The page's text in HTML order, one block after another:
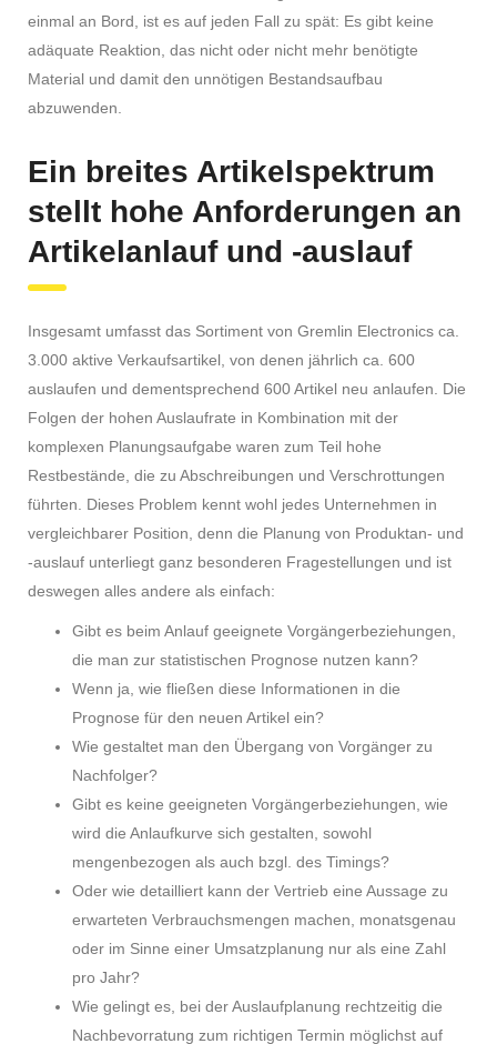
einmal an Bord, ist es auf jeden Fall zu spät: Es gibt keine
adäquate Reaktion, das nicht oder nicht mehr benötigte
Material und damit den unnötigen Bestandsaufbau
abzuwenden.
Ein breites Artikelspektrum
stellt hohe Anforderungen an
Artikelanlauf und -auslauf
Insgesamt umfasst das Sortiment von Gremlin Electronics ca.
3.000 aktive Verkaufsartikel, von denen jährlich ca. 600
auslaufen und dementsprechend 600 Artikel neu anlaufen. Die
Folgen der hohen Auslaufrate in Kombination mit der
komplexen Planungsaufgabe waren zum Teil hohe
Restbestände, die zu Abschreibungen und Verschrottungen
führten. Dieses Problem kennt wohl jedes Unternehmen in
vergleichbarer Position, denn die Planung von Produktan- und
-auslauf unterliegt ganz besonderen Fragestellungen und ist
deswegen alles andere als einfach:
Gibt es beim Anlauf geeignete Vorgängerbeziehungen,
die man zur statistischen Prognose nutzen kann?
Wenn ja, wie fließen diese Informationen in die
Prognose für den neuen Artikel ein?
Wie gestaltet man den Übergang von Vorgänger zu
Nachfolger?
Gibt es keine geeigneten Vorgängerbeziehungen, wie
wird die Anlaufkurve sich gestalten, sowohl
mengenbezogen als auch bzgl. des Timings?
Oder wie detailliert kann der Vertrieb eine Aussage zu
erwarteten Verbrauchsmengen machen, monatsgenau
oder im Sinne einer Umsatzplanung nur als eine Zahl
pro Jahr?
Wie gelingt es, bei der Auslaufplanung rechtzeitig die
Nachbevorratung zum richtigen Termin möglichst auf